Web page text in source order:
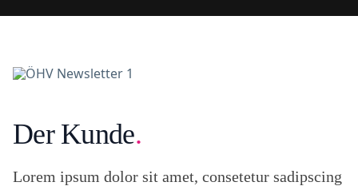
o
Der Kunde.
Lorem ipsum dolor sit amet, consetetur sadipscing